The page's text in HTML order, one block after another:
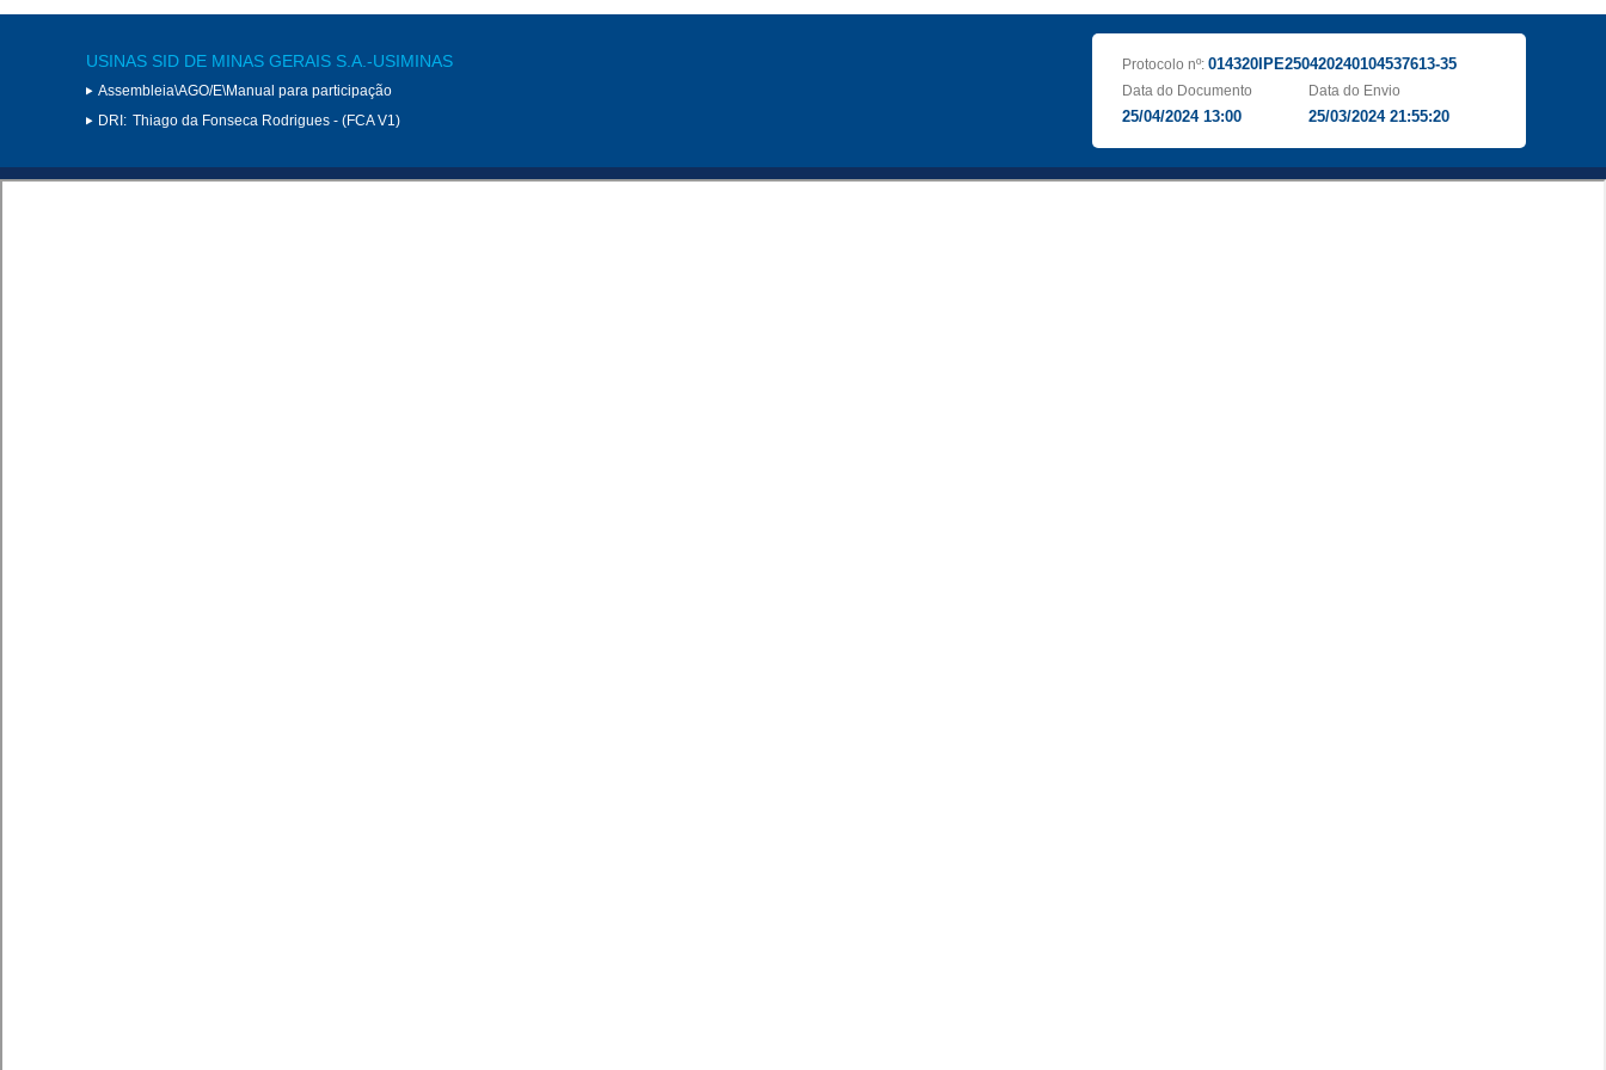
USINAS SID DE MINAS GERAIS S.A.-USIMINAS
Assembleia\AGO/E\Manual para participação
DRI: Thiago da Fonseca Rodrigues - (FCA V1)
Protocolo nº: 014320IPE250420240104537613-35
Data do Documento
25/04/2024 13:00
Data do Envio
25/03/2024 21:55:20